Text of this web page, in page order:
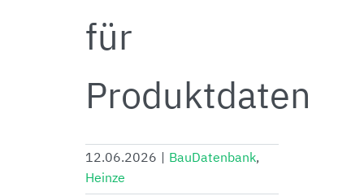
für
Produktdaten
12.06.2026 BauDatenbank,
Heinze